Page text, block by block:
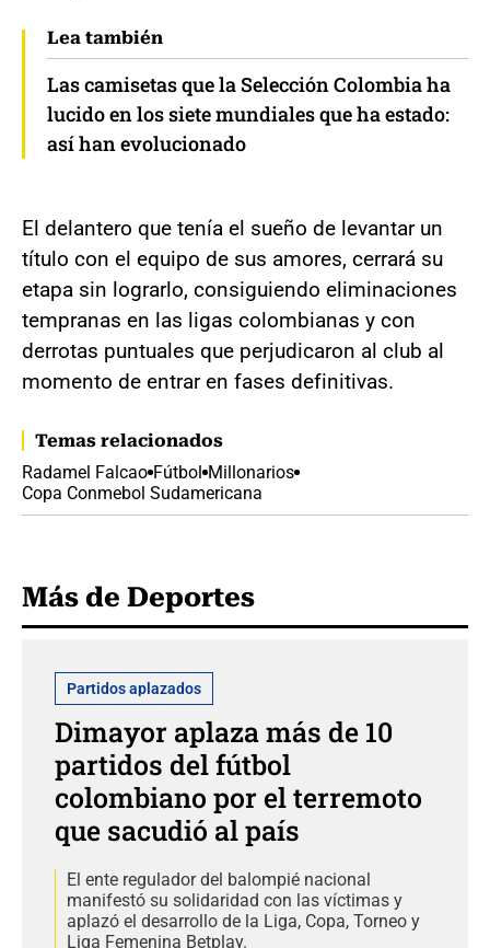
Lea también
Las camisetas que la Selección Colombia ha
lucido en los siete mundiales que ha estado:
así han evolucionado
El delantero que tenía el sueño de levantar un
título con el equipo de sus amores, cerrará su
etapa sin lograrlo, consiguiendo eliminaciones
tempranas en las ligas colombianas y con
derrotas puntuales que perjudicaron al club al
momento de entrar en fases definitivas.
Temas relacionados
Radamel Falcao Fútbol Millonarios
Copa Conmebol Sudamericana
Más de Deportes
Partidos aplazados
Dimayor aplaza más de 10
partidos del fútbol
colombiano por el terremoto
que sacudió al país
El ente regulador del balompié nacional
manifestó su solidaridad con las víctimas y
aplazó el desarrollo de la Liga, Copa, Torneo y
Liga Femenina Betplay.